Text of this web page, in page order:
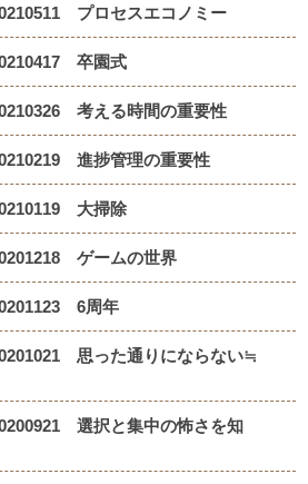
プロセスエコノミー
卒園式
考える時間の重要性
進捗管理の重要性
大掃除
ゲームの世界
6周年
思った通りにならない≒
選択と集中の怖さを知